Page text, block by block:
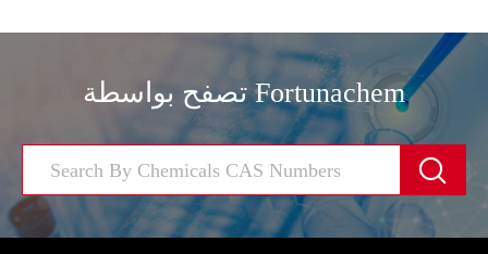
تصفح بواسطة Fortunachem
